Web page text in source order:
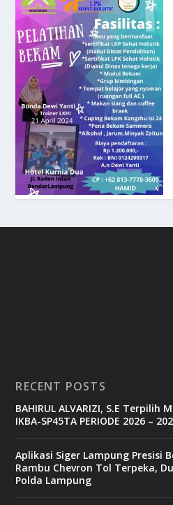
RECENT POSTS
BAHIRUL ALVARIZI, S.E Terpilih
IKBA-SP45TA PERIODE 2026 –
Aplikasi Siger Lampung Presisi
Rambu Chevron Tol Terpeka,
Polda Lampung